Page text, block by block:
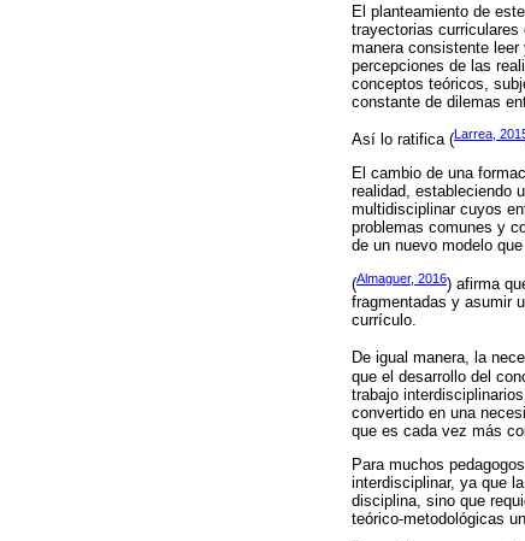
El planteamiento de
trayectorias
manera consistente
percepciones de las
conceptos teóricos,
constante de dilemas
Así lo ratifica (Larrea,
El cambio de una
realidad, estableciendo
multidisciplinar cuyos
problemas comunes y
de un nuevo modelo
(Almaguer, 2016) afirma
fragmentadas y asumir
currículo.
De igual manera, la
que el desarrollo del
trabajo
convertido en una
que es cada vez más
Para muchos
interdisciplinar, ya que
disciplina, sino que
teórico-metodológicas